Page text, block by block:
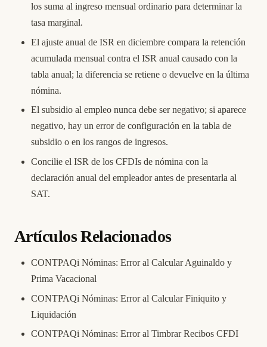
los suma al ingreso mensual ordinario para determinar la
tasa marginal.
El ajuste anual de ISR en diciembre compara la retención
acumulada mensual contra el ISR anual causado con la
tabla anual; la diferencia se retiene o devuelve en la última
nómina.
El subsidio al empleo nunca debe ser negativo; si aparece
negativo, hay un error de configuración en la tabla de
subsidio o en los rangos de ingresos.
Concilie el ISR de los CFDIs de nómina con la
declaración anual del empleador antes de presentarla al
SAT.
Artículos Relacionados
CONTPAQi Nóminas: Error al Calcular Aguinaldo y
Prima Vacacional
CONTPAQi Nóminas: Error al Calcular Finiquito y
Liquidación
CONTPAQi Nóminas: Error al Timbrar Recibos CFDI